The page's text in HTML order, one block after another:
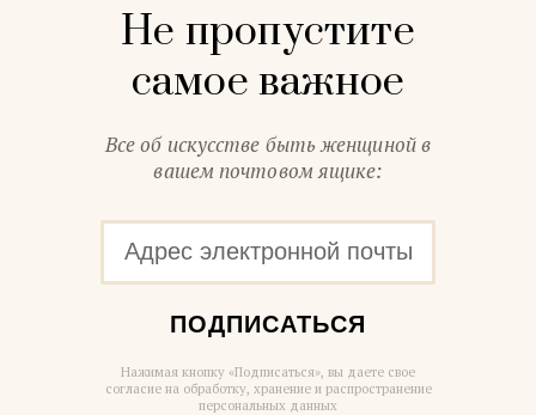
Не пропустите
самое важное
Все об искусстве быть женщиной в
вашем почтовом ящике:
ПОДПИСАТЬСЯ
Нажимая кнопку «Подписаться», вы даете свое
согласие на обработку, хранение и распространение
персональных данных